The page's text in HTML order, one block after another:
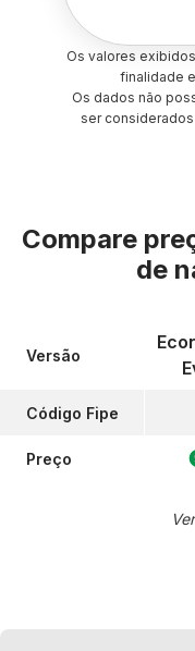
Os valores
finalidade
Os dados não
ser
Compare
de
Versão
Código Fipe
Preço